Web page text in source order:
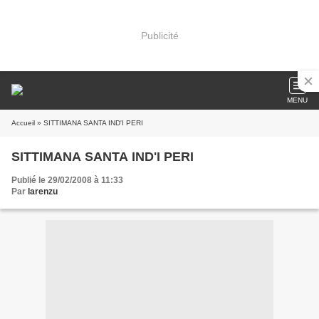
Publicité
MENU
Accueil » SITTIMANA SANTA IND'I PERI
SITTIMANA SANTA IND'I PERI
Publié le 29/02/2008 à 11:33
Par larenzu